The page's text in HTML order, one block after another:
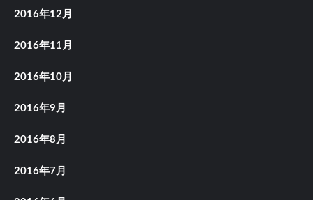
2016年12月
2016年11月
2016年10月
2016年9月
2016年8月
2016年7月